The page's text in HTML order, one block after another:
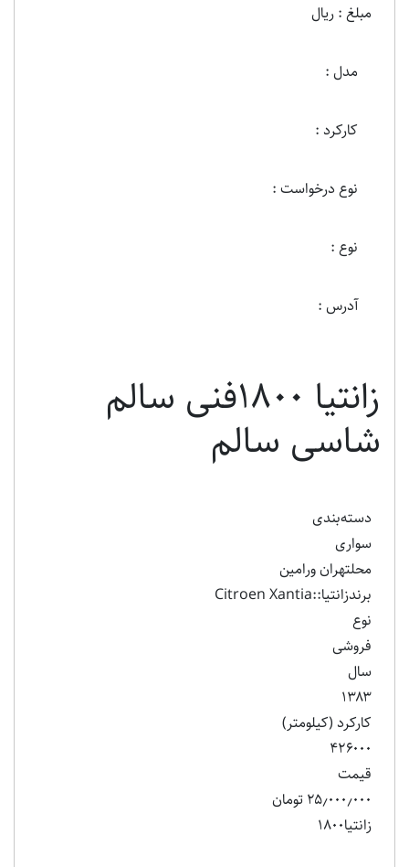
مبلغ : ریال
مدل :
کارکرد :
نوع درخواست :
نوع :
آدرس :
زانتیا 1800فنی سالم
شاسی سالم
دسته‌بندی
سواری
محلتهران ورامین
برندزانتیا::Citroen Xantia
نوع
فروشی
سال
۱۳۸۳
کارکرد (کیلومتر)
۴۲۶۰۰۰
قیمت
۲۵٫۰۰۰٫۰۰۰ تومان
زانتیا1800